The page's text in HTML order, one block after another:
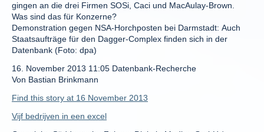
gingen an die drei Firmen SOSi, Caci und MacAulay-Brown.
Was sind das für Konzerne?
Demonstration gegen NSA-Horchposten bei Darmstadt: Auch
Staatsaufträge für den Dagger-Complex finden sich in der
Datenbank (Foto: dpa)
16. November 2013 11:05 Datenbank-Recherche
Von Bastian Brinkmann
Find this story at 16 November 2013
Vijf bedrijven in een excel